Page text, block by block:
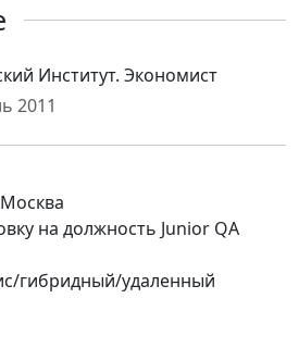
Институт. Экономист
2011
на должность Junior QA
гибридный/удаленный